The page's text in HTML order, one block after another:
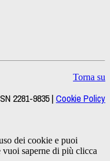
Torna su
2281-9835 | Cookie Policy
dei cookie e puoi
saperne di più clicca